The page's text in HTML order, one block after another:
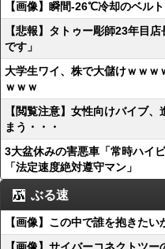
【画像】瞬間-26℃冷却のベル
【悲報】タトゥー彫師23年目
です」
大学生ワイ、株で大儲けｗｗｗ
ｗｗｗ
【閲覧注意】女性向けバイブ
まう・・・
3大盆休みの害悪車「常時ハイ
「法定速度絶対遵守マン」
ぶる速
【画像】この中で誰を抱きた